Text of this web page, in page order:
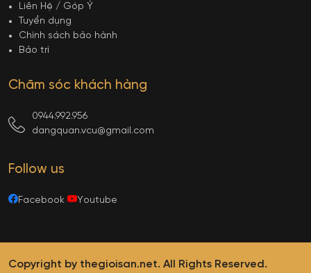
Liên Hệ / Góp Ý
Tuyển dụng
Chính sách bảo hành
Bảo trì
Chăm sóc khách hàng
0944.992.956
dangquan.vcu@gmail.com
Follow us
Facebook Youtube
Copyright by thegioisan.net. All Rights Reserved.